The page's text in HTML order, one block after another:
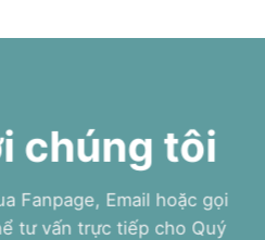
chúng tôi
Fanpage, Email hoặc gọi
tư vấn trực tiếp cho Quý